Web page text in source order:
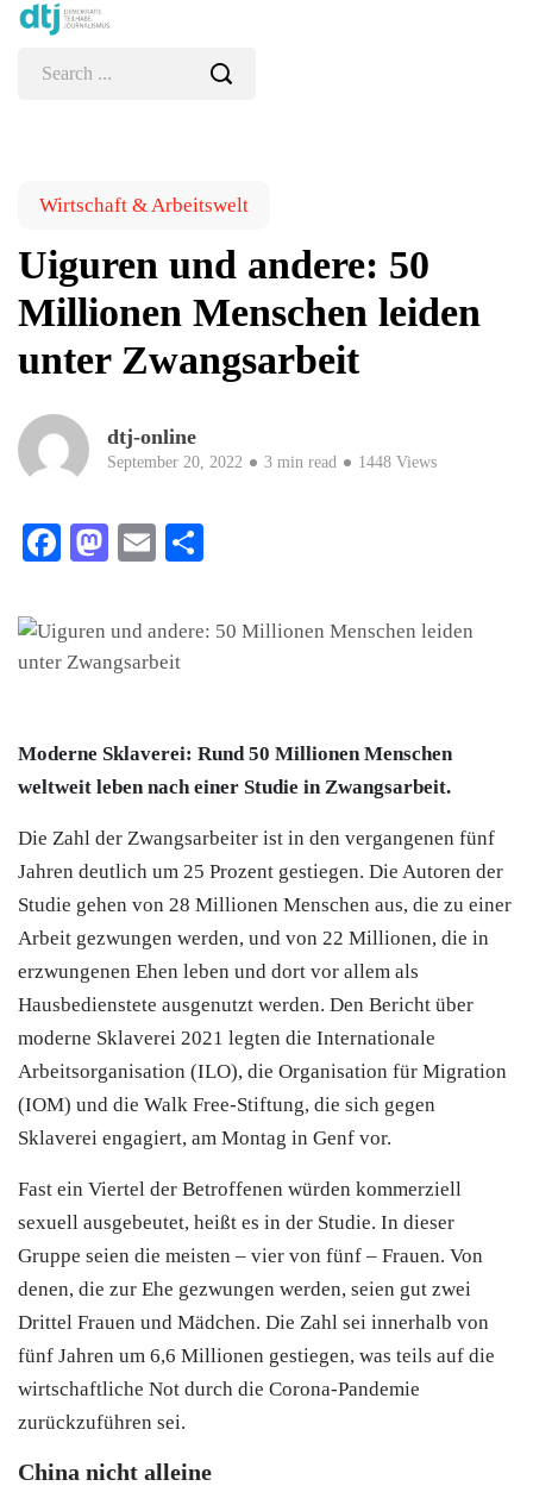
Wirtschaft & Arbeitswelt
Uiguren und andere: 50
Millionen Menschen leiden
unter Zwangsarbeit
dtj-online
September 20, 2022 3 min read 1448 Views
Facebook
Mastodon
Email
Moderne Sklaverei: Rund 50 Millionen Menschen
weltweit leben nach einer Studie in Zwangsarbeit.
Die Zahl der Zwangsarbeiter ist in den vergangenen fünf
Jahren deutlich um 25 Prozent gestiegen. Die Autoren der
Studie gehen von 28 Millionen Menschen aus, die zu einer
Arbeit gezwungen werden, und von 22 Millionen, die in
erzwungenen Ehen leben und dort vor allem als
Hausbedienstete ausgenutzt werden. Den Bericht über
moderne Sklaverei 2021 legten die Internationale
Arbeitsorganisation (ILO), die Organisation für Migration
(IOM) und die Walk Free-Stiftung, die sich gegen
Sklaverei engagiert, am Montag in Genf vor.
Fast ein Viertel der Betroffenen würden kommerziell
sexuell ausgebeutet, heißt es in der Studie. In dieser
Gruppe seien die meisten – vier von fünf – Frauen. Von
denen, die zur Ehe gezwungen werden, seien gut zwei
Drittel Frauen und Mädchen. Die Zahl sei innerhalb von
fünf Jahren um 6,6 Millionen gestiegen, was teils auf die
wirtschaftliche Not durch die Corona-Pandemie
zurückzuführen sei.
China nicht alleine